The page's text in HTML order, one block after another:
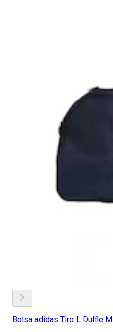
Bolsa adidas Tiro L Duffle M